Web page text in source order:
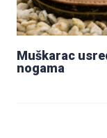
Muškarac
nogama